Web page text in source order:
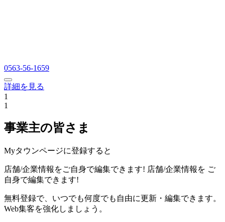
0563-56-1659
詳細を見る
1
1
事業主の皆さま
Myタウンページに登録すると
店舗/企業情報をご自身で編集できます! 店舗/企業情報を ご
自身で編集できます!
無料登録で、いつでも何度でも自由に更新・編集できます。
Web集客を強化しましょう。